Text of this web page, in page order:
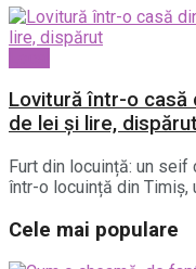
Lovitură într-o casă
de lei și lire, dispărut
Furt din locuință: un seif
într-o locuință din Timiș,
Cele mai populare